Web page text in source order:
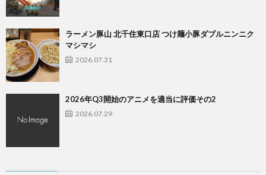
ラーメン豚山 北千住東口店 つけ麺小豚ダブルニンニク
マシマシ
2026.07.31
2026年Q3開始のアニメを適当に評価その2
2026.07.29